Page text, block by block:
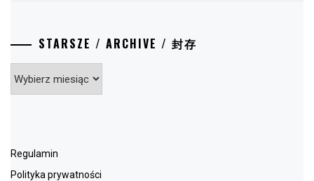
STARSZE / ARCHIVE / 封存
Archive
Regulamin
Polityka prywatności